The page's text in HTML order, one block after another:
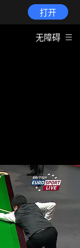
打开
无障碍